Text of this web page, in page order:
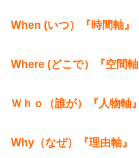
When (いつ）『時間軸』
Where (どこで）『空間軸
Ｗｈｏ（誰が）『人物軸』
Why（なぜ）『理由軸』